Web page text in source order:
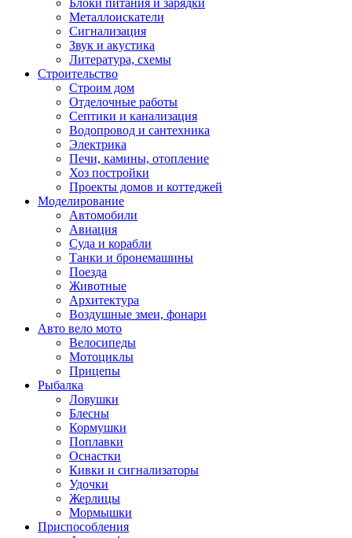
Блоки питания и зарядки
Металлоискатели
Сигнализация
Звук и акустика
Литература, схемы
Строительство
Строим дом
Отделочные работы
Септики и канализация
Водопровод и сантехника
Электрика
Печи, камины, отопление
Хоз постройки
Проекты домов и коттеджей
Моделирование
Автомобили
Авиация
Суда и корабли
Танки и бронемашины
Поезда
Животные
Архитектура
Воздушные змеи, фонари
Авто вело мото
Велосипеды
Мотоциклы
Прицепы
Рыбалка
Ловушки
Блесны
Кормушки
Поплавки
Оснастки
Кивки и сигнализаторы
Удочки
Жерлицы
Мормышки
Приспособления